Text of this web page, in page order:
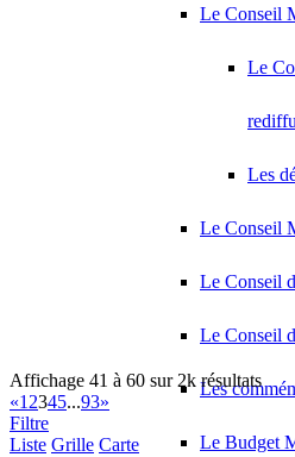
Le Conseil
Le
Les
Le Conseil
Le Conseil
Le Conseil
Les
Le Budget
Affichage 41 à 60 sur 2k résultats
«1 2345...93»
Filtre
Liste Grille Carte